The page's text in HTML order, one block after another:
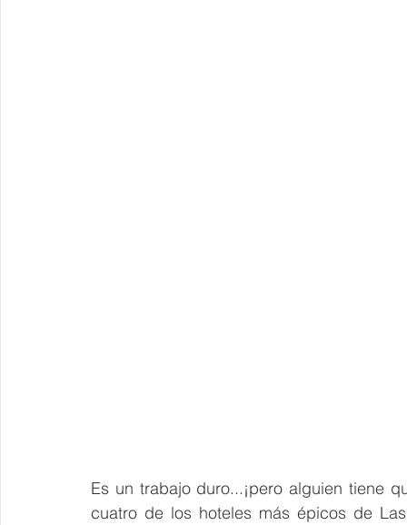
Es un trabajo duro...¡pero alguien tiene
cuatro de los hoteles más épicos de